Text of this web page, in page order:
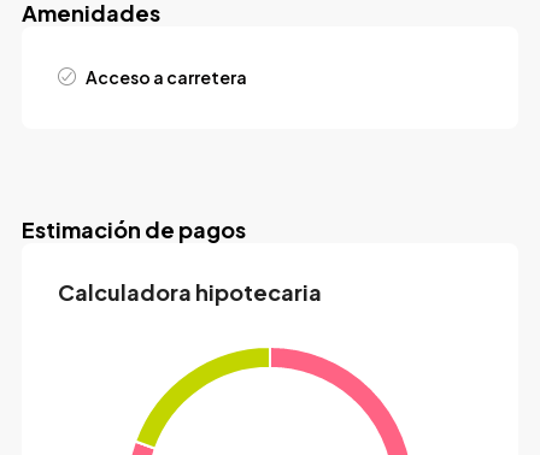
Amenidades
Acceso a carretera
Estimación de pagos
Calculadora hipotecaria